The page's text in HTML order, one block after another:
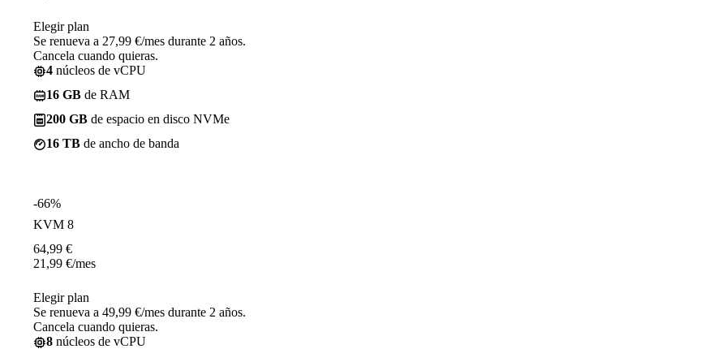
Elegir plan
Se renueva a 27,99 €/mes durante 2 años.
Cancela cuando quieras.
4 núcleos de vCPU
16 GB de RAM
200 GB de espacio en disco NVMe
16 TB de ancho de banda
-66%
KVM 8
64,99 €
21,99 €/mes
Elegir plan
Se renueva a 49,99 €/mes durante 2 años.
Cancela cuando quieras.
8 núcleos de vCPU